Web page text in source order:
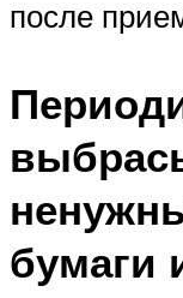
после
бумаги